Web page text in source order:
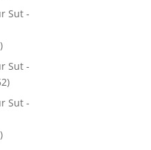
Sut -
Sut -
Sut -